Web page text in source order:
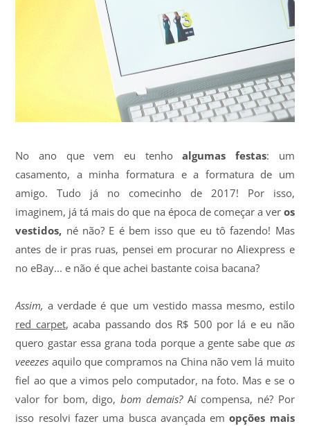
No ano que vem eu tenhoalgumas festas: um
casamento, a minha formatura e a formatura de um
amigo. Tudo já no comecinho de 2017! Por isso,
imaginem, já tá mais do que na época de começar a ver os
vestidos, né não? E é bem isso que eu tô fazendo! Mas
antes de ir pras ruas, pensei em procurar no Aliexpress e
no eBay... e não é que achei bastante coisa bacana?
Assim, a verdade é que um vestido massa mesmo, estilo
red carpet, acaba passando dos R$ 500 por lá e eu não
quero gastar essa grana toda porque a gente sabe que as
veeezes aquilo que compramos na China não vem lá muito
fiel ao que a vimos pelo computador, na foto. Mas e se o
valor for bom, digo,bom demais?Aí compensa, né? Por
isso resolvi fazer uma busca avançada emopções mais